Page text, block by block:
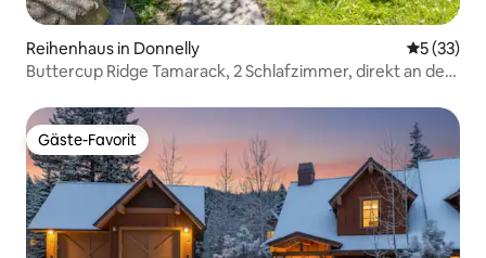
Reihenhaus in Donnelly
5 (33)
Buttercup Ridge Tamarack, 2 Schlafzimmer, direkt an der
Gäste-Favorit
Gäste-Favorit